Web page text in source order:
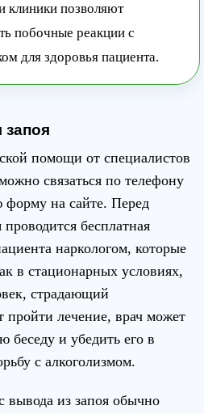
клиники позволяют
побочные реакции с
для здоровья пациента.
помощи от специалистов
связаться по телефону
форму на сайте. Перед
бесплатная
наркологом, которые
в стационарных условиях,
страдающий
пройти лечение, врач может
беседу и убедить его в
с алкоголизмом.
вывода из запоя обычно